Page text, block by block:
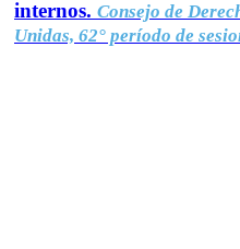
internos. Consejo de
Unidas, 62° período de